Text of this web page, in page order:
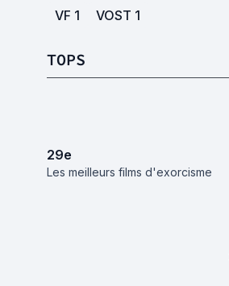
VF 1 VOST 1
TOPS
29e
Les meilleurs films d'exorcisme